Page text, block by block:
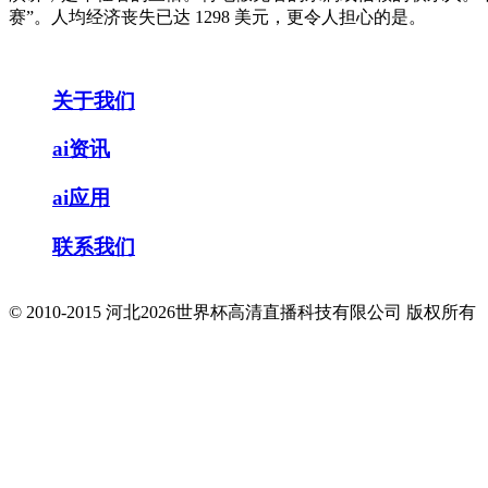
赛”。人均经济丧失已达 1298 美元，更令人担心的是。
关于我们
ai资讯
ai应用
联系我们
© 2010-2015 河北2026世界杯高清直播科技有限公司 版权所有